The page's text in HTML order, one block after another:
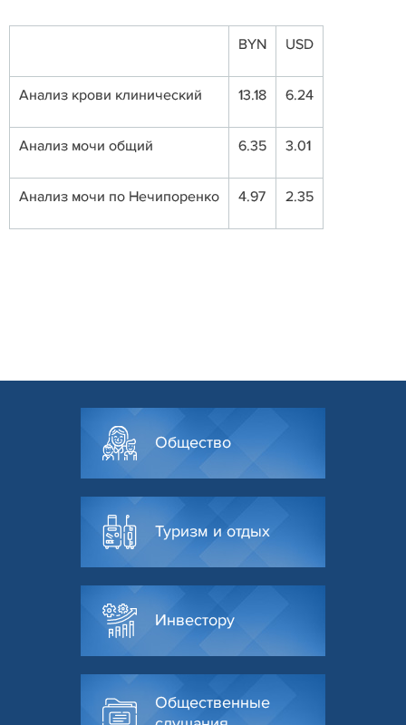
BYN USD
Анализ крови клинический 13.18 6.24
Анализ мочи общий 6.35 3.01
Анализ мочи по Нечипоренко 4.97 2.35
Общество
Туризм и отдых
Инвестору
Общественные